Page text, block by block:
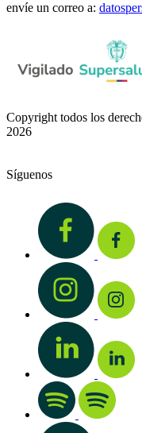
envíe un correo a:
Copyright todos los
2026
Síguenos